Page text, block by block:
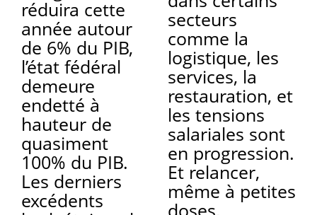
réduira cette
année autour
de 6% du PIB,
l’état fédéral
demeure
endetté à
hauteur de
quasiment
100% du PIB.
Les derniers
excédents
secteurs
comme la
logistique, les
services, la
restauration, et
les tensions
salariales sont
en progression.
Et relancer,
même à petites
doses,